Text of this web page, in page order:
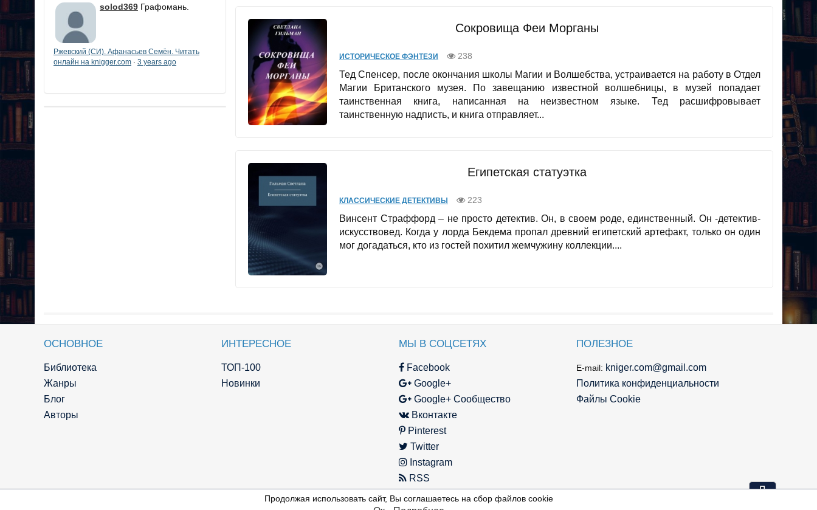
solod369 Графомань.
Ржевский (СИ). Афанасьев Семён. Читать
онлайн на knigger.com · 3 years ago
Сокровища Феи Морганы
ИСТОРИЧЕСКОЕ ФЭНТЕЗИ 238
Тед Спенсер, после окончания школы Магии и Волшебства, устраивается на работу в Отдел
Магии Британского музея. По завещанию известной волшебницы, в музей попадает
таинственная книга, написанная на неизвестном языке. Тед расшифровывает
таинственную надписть, и книга отправляет...
Египетская статуэтка
КЛАССИЧЕСКИЕ ДЕТЕКТИВЫ 223
Винсент Страффорд – не просто детектив. Он, в своем роде, единственный. Он -детектив-
искусствовед. Когда у лорда Бекдема пропал древний египетский артефакт, только он один
мог догадаться, кто из гостей похитил жемчужину коллекции....
⇩
ОСНОВНОЕ
Библиотека
Жанры
Блог
Авторы
ИНТЕРЕСНОЕ
ТОП-100
Новинки
МЫ В СОЦСЕТЯХ
Facebook
Google+
Google+ Сообщество
Вконтакте
Pinterest
Twitter
Instagram
RSS
ПОЛЕЗНОЕ
E-mail: kniger.com@gmail.com
Политика конфиденциальности
Файлы Cookie
Продолжая использовать сайт, Вы соглашаетесь на сбор файлов cookie